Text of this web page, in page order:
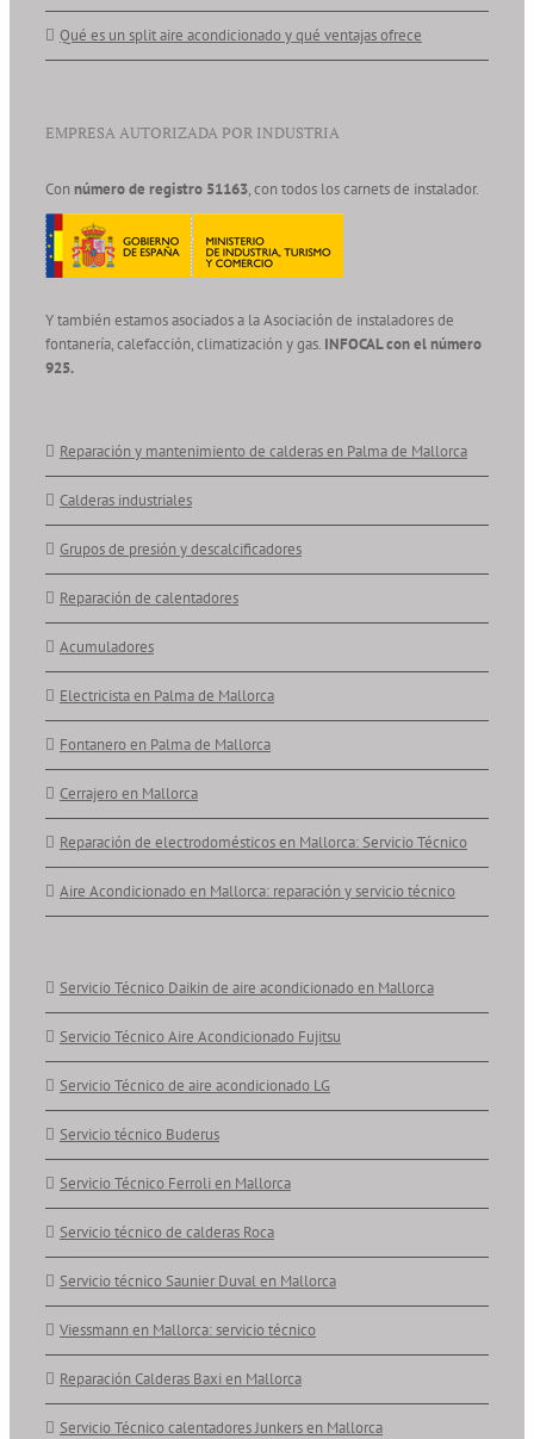
Qué es un split aire acondicionado y qué ventajas ofrece
EMPRESA AUTORIZADA POR INDUSTRIA
Con número de registro 51163, con todos los carnets de instalador.
Y también estamos asociados a la Asociación de instaladores de
fontanería, calefacción, climatización y gas. INFOCAL con el número
925.
Reparación y mantenimiento de calderas en Palma de Mallorca
Calderas industriales
Grupos de presión y descalcificadores
Reparación de calentadores
Acumuladores
Electricista en Palma de Mallorca
Fontanero en Palma de Mallorca
Cerrajero en Mallorca
Reparación de electrodomésticos en Mallorca: Servicio Técnico
Aire Acondicionado en Mallorca: reparación y servicio técnico
Servicio Técnico Daikin de aire acondicionado en Mallorca
Servicio Técnico Aire Acondicionado Fujitsu
Servicio Técnico de aire acondicionado LG
Servicio técnico Buderus
Servicio Técnico Ferroli en Mallorca
Servicio técnico de calderas Roca
Servicio técnico Saunier Duval en Mallorca
Viessmann en Mallorca: servicio técnico
Reparación Calderas Baxi en Mallorca
Servicio Técnico calentadores Junkers en Mallorca